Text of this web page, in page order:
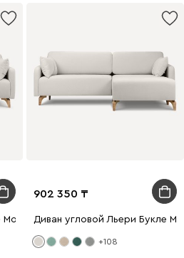
Молочный
902 350
Диван угловой Льери Букле
+108